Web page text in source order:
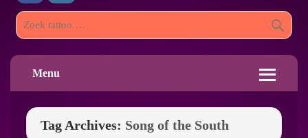
Menu
Tag Archives: Song of the South